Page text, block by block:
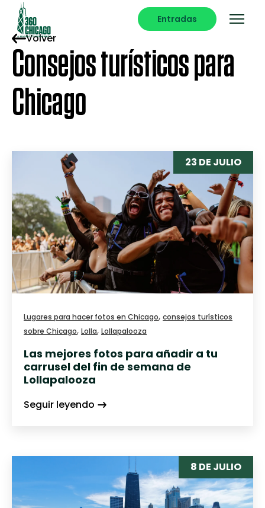
Entradas
Volver
Consejos turísticos para
Chicago
23 DE JULIO
Lugares para hacer fotos en Chicago, consejos turísticos
sobre Chicago, Lolla, Lollapalooza
Las mejores fotos para añadir a tu
carrusel del fin de semana de
Lollapalooza
Seguir leyendo
8 DE JULIO